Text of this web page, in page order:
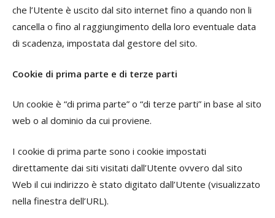
che l’Utente è uscito dal sito internet fino a quando non li
cancella o fino al raggiungimento della loro eventuale data
di scadenza, impostata dal gestore del sito.
Cookie di prima parte e di terze parti
Un cookie è “di prima parte” o “di terze parti” in base al sito
web o al dominio da cui proviene.
I cookie di prima parte sono i cookie impostati
direttamente dai siti visitati dall’Utente ovvero dal sito
Web il cui indirizzo è stato digitato dall’Utente (visualizzato
nella finestra dell’URL).